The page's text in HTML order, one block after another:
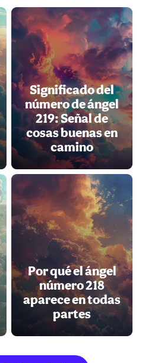
Significado del
número de ángel
219: Señal de
cosas buenas en
camino
Por qué el ángel
número 218
aparece en todas
partes